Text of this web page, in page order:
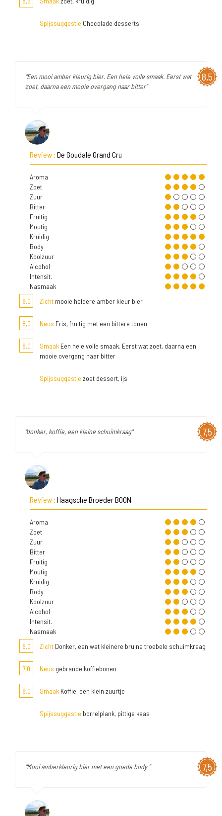
Spijssuggestie Chocolade desserts
8,5
"Een mooi amber kleurig bier. Een hele volle smaak. Eerst wat
zoet, daarna een mooie overgang naar bitter"
Review : De Goudale Grand Cru
Aroma
Zoet
Zuur
Bitter
Fruitig
Moutig
Kruidig
Body
Koolzuur
Alcohol
Intensit.
Nasmaak
8,0
Zicht mooie heldere amber kleur bier
8,0 Neus Fris, fruitig met een bittere tonen
8,0 Smaak Een hele volle smaak. Eerst wat zoet, daarna een
mooie overgang naar bitter
Spijssuggestie zoet dessert, ijs
7,5
"donker, koffie, een kleine schuimkraag"
Review : Haagsche Broeder BOON
Aroma
Zoet
Zuur
Bitter
Fruitig
Moutig
Kruidig
Body
Koolzuur
Alcohol
Intensit.
Nasmaak
8,0
Zicht Donker, een wat kleinere bruine troebele schuimkraag
7,0 Neus gebrande koffiebonen
8,0 Smaak Koffie, een klein zuurtje
Spijssuggestie borrelplank, pittige kaas
7,5
"Mooi amberkleurig bier met een goede body "